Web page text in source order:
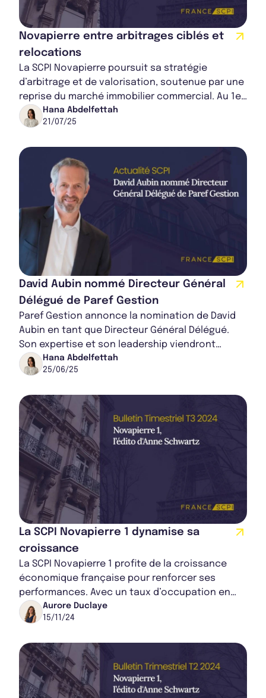
Novapierre entre arbitrages ciblés et
relocations
La SCPI Novapierre poursuit sa stratégie
d’arbitrage et de valorisation, soutenue par une
reprise du marché immobilier commercial. Au 1er
trimestre 2025, elle affiche une activité...
Hana Abdelfettah
21/07/25
David Aubin nommé Directeur Général
Délégué de Paref Gestion
Paref Gestion annonce la nomination de David
Aubin en tant que Directeur Général Délégué.
Son expertise et son leadership viendront
accompagner le développement stratégique de
la s...
Hana Abdelfettah
25/06/25
La SCPI Novapierre 1 dynamise sa
croissance
La SCPI Novapierre 1 profite de la croissance
économique française pour renforcer ses
performances. Avec un taux d’occupation en
hausse, des cessions stratégiques et une
distributi...
Aurore Duclaye
15/11/24